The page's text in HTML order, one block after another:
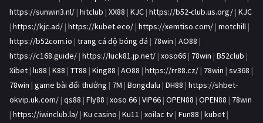
https://sunwin3.nl/ | hitclub | XX88 | KJC | https://b52-club.us.org/ | KJC
| https://kjc.ad/ | https://kubet.eco/ | https://xemtiso.com/ | motchill |
https://b52com.io | trang cá độ bóng đá | 78win | AO88 |
https://c168.guide/ | https://luck81.jp.net/ | xoso66 | 78win | B52club |
Xibet | lu88 | K88 | TT88 | King88 | AO88 | https://rr88.cz/ | 78win | sv368 |
78win | game bài đổi thưởng | 7M | Bongdalu | DH88 | https://shbet-
okvip.uk.com/ | qs88 | Fly88 | xoso 66 | VIP66 | OPEN88 | OPEN88 | 78win
| https://iwinclub.la/ | Ku casino | Ku11 | xoilac tv | Fun88 | kubet |